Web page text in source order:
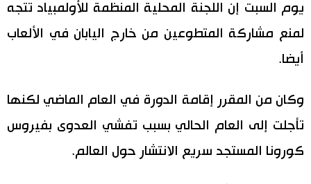
يوم السبت إن اللجنة المحلية المنظمة للأولمبياد تتجه
لمنع مشاركة المتطوعين من خارج اليابان في الألعاب
أيضا.
وكان من المقرر إقامة الدورة في العام الماضي لكنها
تأجلت إلى العام الحالي بسبب تفشي العدوى بفيروس
كورونا المستجد سريع الانتشار حول العالم.